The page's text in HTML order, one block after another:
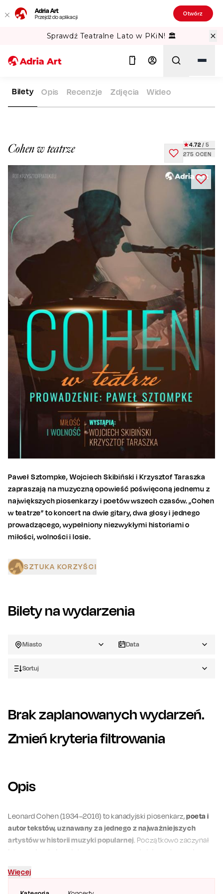
Adria Art
Przejdź do aplikacji Otwórz
Sprawdź Teatralne Lato w PKiN! 🏛️
ADRIA ART REPERTUAR COHEN W TEATRZE
Cohen w teatrze 275 OCEN
4.72/ 5
Bilety Opis Recenzje Zdjęcia Wideo
Paweł Sztompke, Wojciech Skibiński i Krzysztof Taraszka
zapraszają na muzyczną opowieść poświęconą jednemu z
największych piosenkarzy i poetów wszech czasów. „Cohen
w teatrze” to koncert na dwie gitary, dwa głosy i jednego
prowadzącego, wypełniony niezwykłymi historiami o
miłości, wolności i losie.
SZTUKA KORZYŚCI
Bilety na wydarzenia
Miasto Data
Sortuj
Brak zaplanowanych wydarzeń.
Zmień kryteria filtrowania
Opis
Leonard Cohen (1934–2016) to kanadyjski piosenkarz,poeta i
autor tekstów, uznawany za jednego z najważniejszych
artystów w historii muzyki popularnej. Początkowo zaczynał
jako poeta, ale jego talent muzyczny został doceniony, gdy
trwała ponad pięć dekad, w trakcie której stworzył mnóstwo
Więcej